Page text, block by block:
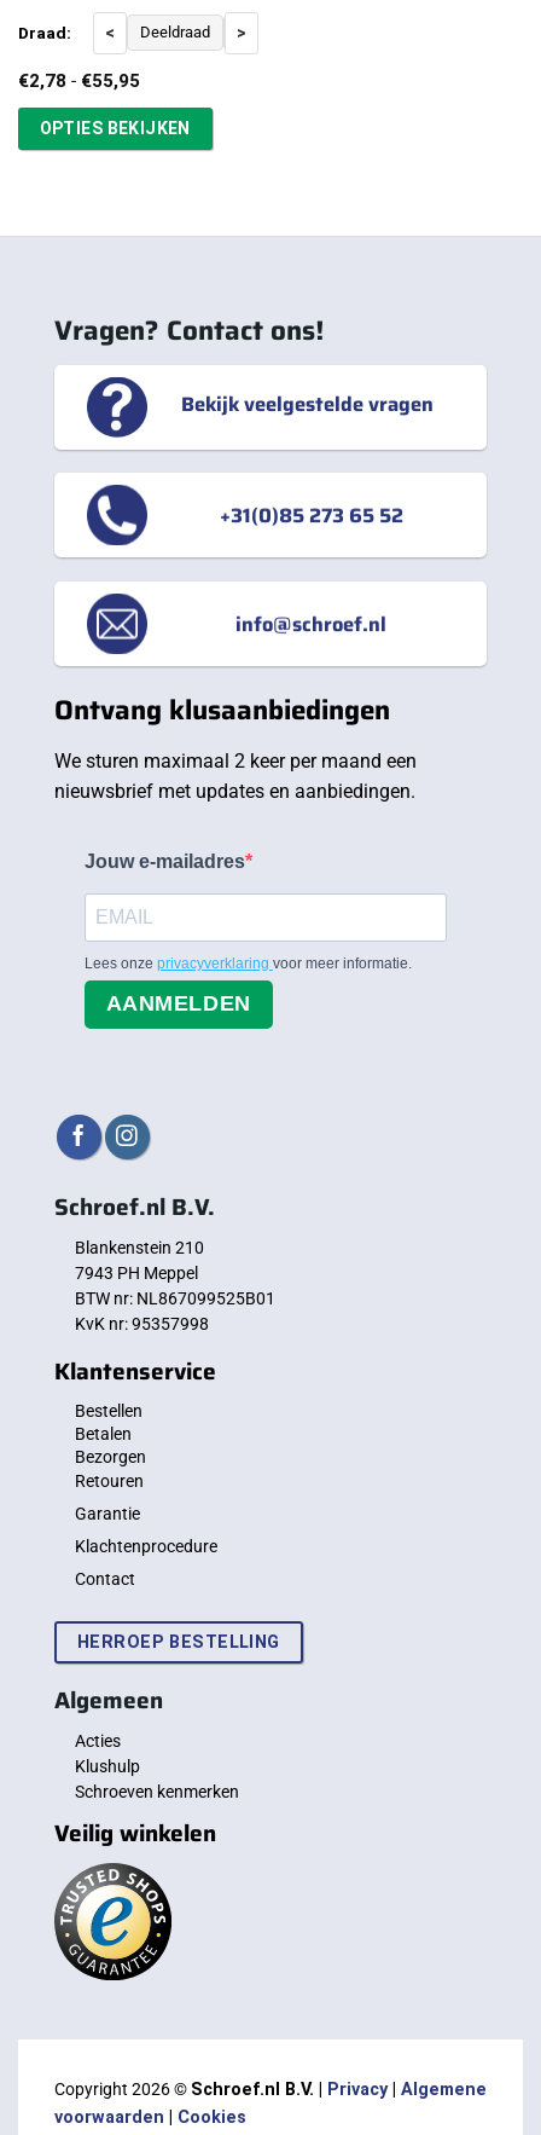
Draad: < Deeldraad Voldraad
>
€2,78 - €55,95Prijsklasse:
tot
€55,95
OPTIES BEKIJKEN
Vragen? Contact ons!
Bekijk veelgestelde vragen
+31(0)85 273 65 52
info@schroef.nl
Ontvang klusaanbiedingen
We sturen maximaal 2 keer per maand een
nieuwsbrief met updates en aanbiedingen.
Jouw e-mailadres
Lees onze privacyverklaring voor meer informatie.
AANMELDEN
Schroef.nl B.V.
Blankenstein 210
7943 PH Meppel
BTW nr: NL867099525B01
KvK nr: 95357998
Klantenservice
Bestellen
Betalen
Bezorgen
Retouren
Garantie
Klachtenprocedure
Contact
HERROEP BESTELLING
Algemeen
Acties
Klushulp
Schroeven kenmerken
Veilig winkelen
Copyright 2026 © Schroef.nl B.V. | Privacy| Algemene
voorwaarden
Cookies